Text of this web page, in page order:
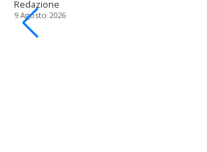
Redazione
9 Agosto 2026